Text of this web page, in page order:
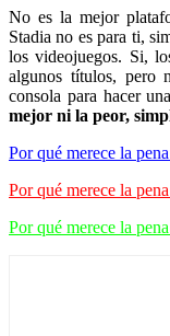
No es la mejor
Stadia no es para ti,
los videojuegos. Si,
algunos títulos, pero
consola para hacer
mejor ni la peor,
Por qué merece la
Por qué merece la
Por qué merece la